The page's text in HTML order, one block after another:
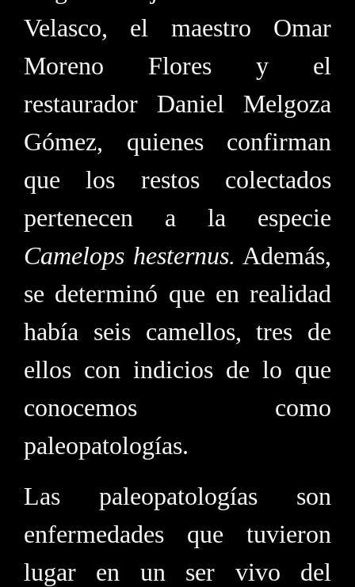
Velasco, el maestro Omar
Moreno Flores y el
restaurador Daniel Melgoza
Gómez, quienes confirman
que los restos colectados
pertenecen a la especie
Camelops hesternus. Además,
se determinó que en realidad
había seis camellos, tres de
ellos con indicios de lo que
conocemos como
paleopatologías.
Las paleopatologías son
enfermedades que tuvieron
lugar en un ser vivo del